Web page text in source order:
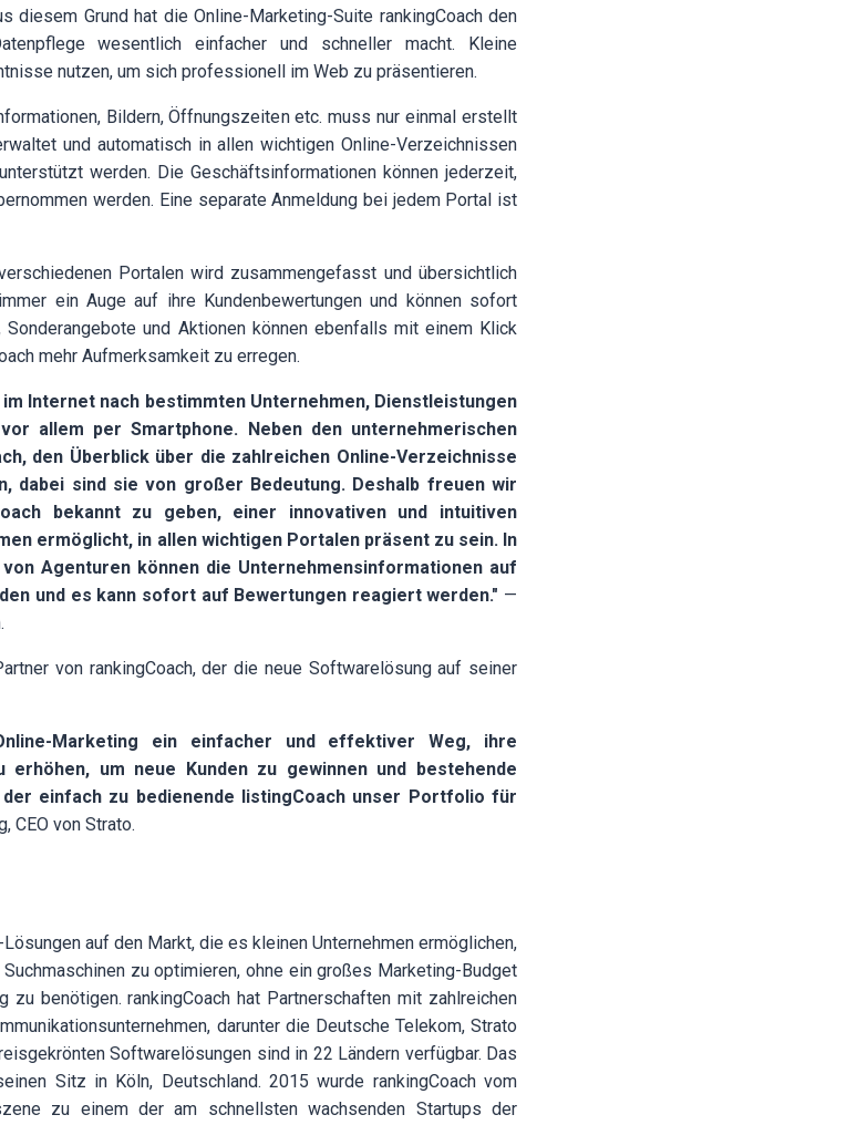
diesem Grund hat die Online-Marketing-Suite rankingCoach den
wesentlich einfacher und schneller macht. Kleine
nutzen, um sich professionell im Web zu präsentieren.
Bildern, Öffnungszeiten etc. muss nur einmal erstellt
und automatisch in allen wichtigen Online-Verzeichnissen
werden. Die Geschäftsinformationen können jederzeit,
werden. Eine separate Anmeldung bei jedem Portal ist
Portalen wird zusammengefasst und übersichtlich
ein Auge auf ihre Kundenbewertungen und können sofort
Sonderangebote und Aktionen können ebenfalls mit einem Klick
mehr Aufmerksamkeit zu erregen.
Internet nach bestimmten Unternehmen, Dienstleistungen
allem per Smartphone. Neben den unternehmerischen
den Überblick über die zahlreichen Online-Verzeichnisse
dabei sind sie von großer Bedeutung. Deshalb freuen wir
bekannt zu geben, einer innovativen und intuitiven
ermöglicht, in allen wichtigen Portalen präsent zu sein. In
Agenturen können die Unternehmensinformationen auf
und es kann sofort auf Bewertungen reagiert werden." —
von rankingCoach, der die neue Softwarelösung auf seiner
Marketing ein einfacher und effektiver Weg, ihre
erhöhen, um neue Kunden zu gewinnen und bestehende
einfach zu bedienende listingCoach unser Portfolio für
CEO von Strato.
auf den Markt, die es kleinen Unternehmen ermöglichen,
zu optimieren, ohne ein großes Marketing-Budget
zu benötigen. rankingCoach hat Partnerschaften mit zahlreichen
darunter die Deutsche Telekom, Strato
Softwarelösungen sind in 22 Ländern verfügbar. Das
Sitz in Köln, Deutschland. 2015 wurde rankingCoach vom
zu einem der am schnellsten wachsenden Startups der